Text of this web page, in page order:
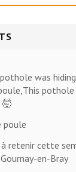
was
pothole
🤯
poule
retenir cette
en-Bray